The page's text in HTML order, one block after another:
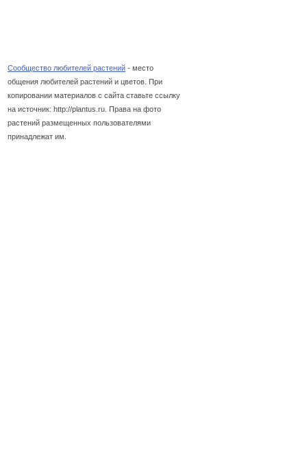
Сообщество любителей растений - место
общения любителей растений и цветов. При
копировании материалов с сайта ставьте ссылку
на источник: http://plantus.ru. Права на фото
растений размещенных пользователями
принадлежат им.